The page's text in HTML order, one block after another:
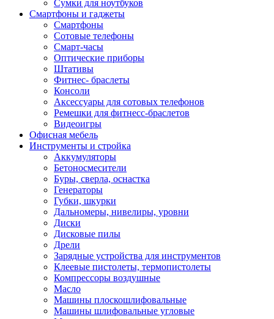
Сумки для ноутбуков
Смартфоны и гаджеты
Смартфоны
Сотовые телефоны
Смарт-часы
Оптические приборы
Штативы
Фитнес- браслеты
Консоли
Аксессуары для сотовых телефонов
Ремешки для фитнесс-браслетов
Видеоигры
Офисная мебель
Инструменты и стройка
Аккумуляторы
Бетоносмесители
Буры, сверла, оснастка
Генераторы
Губки, шкурки
Дальномеры, нивелиры, уровни
Диски
Дисковые пилы
Дрели
Зарядные устройства для инструментов
Клеевые пистолеты, термопистолеты
Компрессоры воздушные
Масло
Машины плоскошлифовальные
Машины шлифовальные угловые